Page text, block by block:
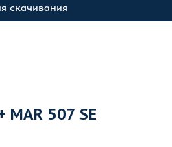
скачивания
MAR 507 SE